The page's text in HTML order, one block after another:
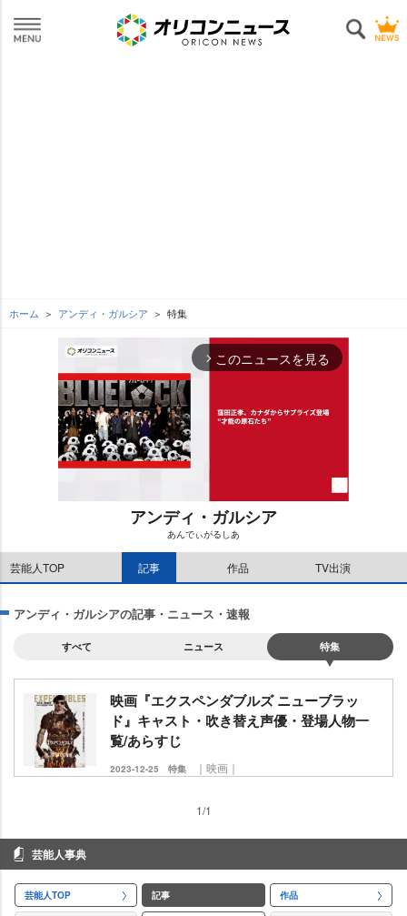
ホーム アンディ・ガルシア 特集
arrow_forward_ios このニュースを見る
M
t
アンディ・ガルシア
あんでぃがるしあ
芸能人TOP 記事 作品 TV出演
アンディ・ガルシアの記事・ニュース・速報
すべて ニュース 特集
映画『エクスペンダブルズ ニューブラッ
ド』キャスト・吹き替え声優・登場人物一
覧/あらすじ
2023-12-25 特集 ｜映画｜
1/1
芸能人事典
芸能人TOP 記事 作品